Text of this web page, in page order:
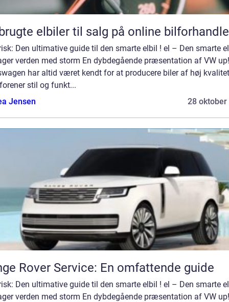
elbiler til salg på online
Den ultimative guide til den smarte elbil ! el – Den smarte
verden med storm En dybdegående præsentation af VW
har altid været kendt for at producere biler af høj
stil og funkt...
Jensen
28 oktober
Rover Service: En omfattende guide
Den ultimative guide til den smarte elbil ! el – Den smarte
verden med storm En dybdegående præsentation af VW